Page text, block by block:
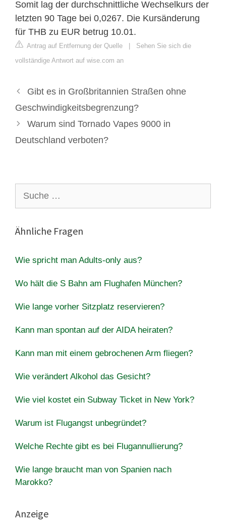
Somit lag der durchschnittliche Wechselkurs der
letzten 90 Tage bei 0,0267. Die Kursänderung
für THB zu EUR betrug 10.01.
Antrag auf Entfernung der Quelle | Sehen Sie sich die
vollständige Antwort auf wise.com an
Gibt es in Großbritannien Straßen ohne
Geschwindigkeitsbegrenzung?
Warum sind Tornado Vapes 9000 in
Deutschland verboten?
nach:
Ähnliche Fragen
Wie spricht man Adults-only aus?
Wo hält die S Bahn am Flughafen München?
Wie lange vorher Sitzplatz reservieren?
Kann man spontan auf der AIDA heiraten?
Kann man mit einem gebrochenen Arm fliegen?
Wie verändert Alkohol das Gesicht?
Wie viel kostet ein Subway Ticket in New York?
Warum ist Flugangst unbegründet?
Welche Rechte gibt es bei Flugannullierung?
Wie lange braucht man von Spanien nach
Marokko?
Anzeige